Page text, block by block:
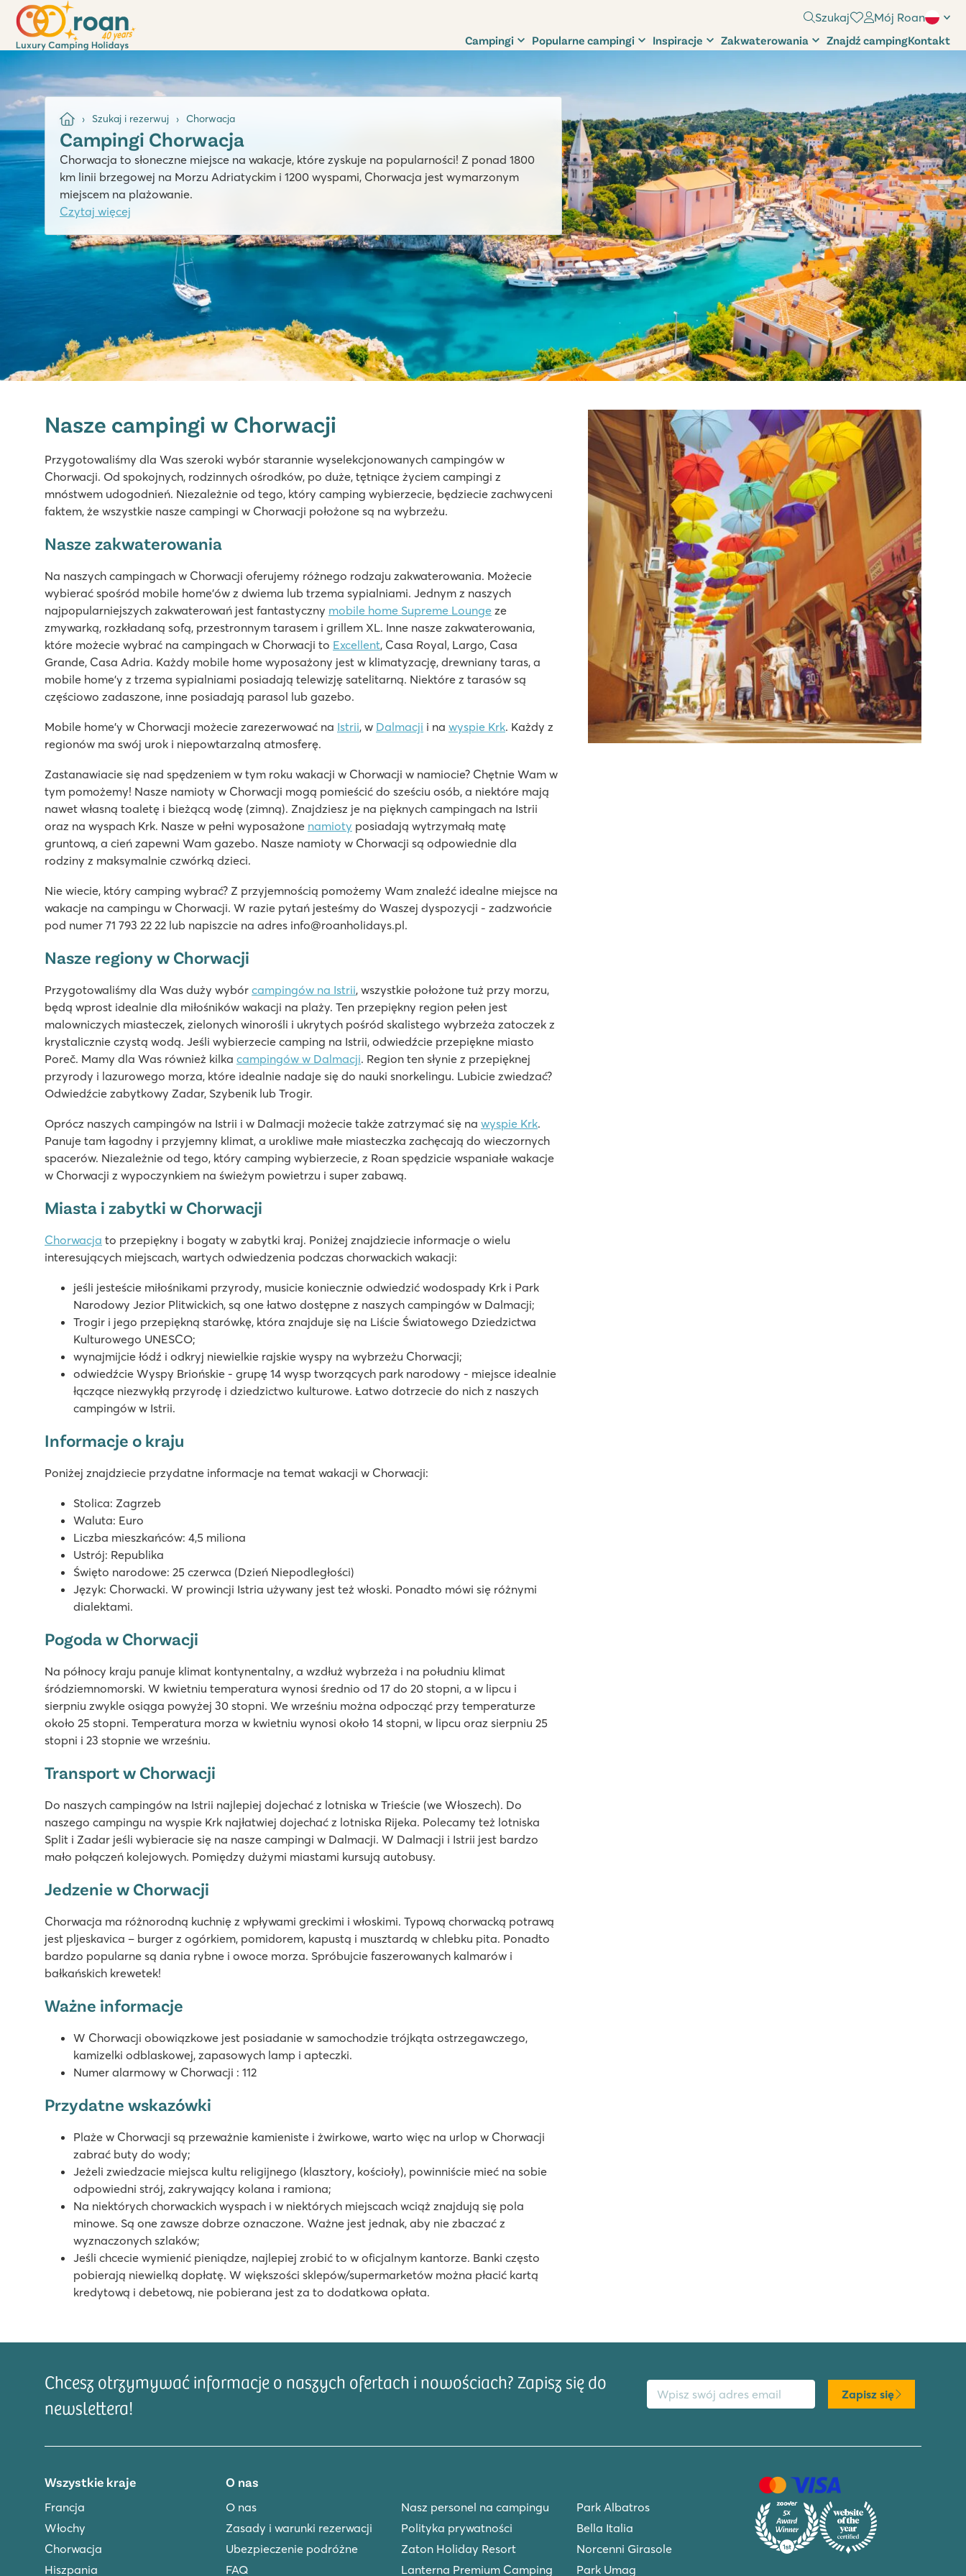
Szukaj Mój Roan
Campingi Popularne campingi Inspiracje Zakwaterowania Znajdź campingKontakt
Szukaj i rezerwuj Chorwacja
Campingi Chorwacja
Chorwacja to słoneczne miejsce na wakacje, które zyskuje na popularności! Z ponad 1800
km linii brzegowej na Morzu Adriatyckim i 1200 wyspami, Chorwacja jest wymarzonym
miejscem na plażowanie.
Czytaj więcej
Chorwacja - Chorwackie Wybrzeże - Istria - Poreč
Duży kompleks basenowy z kilkoma zjeżdżalniami
Tętniące życiem centrum campingu
Tylko 20 minut samochodem od przepięknego Poreca!
Bijela Uvala
Bijela Uvala
Chorwacja - Chorwackie Wybrzeże - Istria - Poreč
3 kompleksy basenowe z nowymi zjeżdżalniami
Świetne zaplecze gastronomiczne na campingu
Pociąg turystyczny do urokliwej miejscowości Porec
Zaton Holiday Resort
Chorwacja - Chorwackie Wybrzeże - Dalmacja - Zadar
Dwa baseny, mnóstwo zabawy na zjeżdżalniach
Tętniące życiem centrum campingu z restauracjami i sklepami
W odległości spaceru od malowniczej miejscowości Nin
Park Umag
Chorwacja - Chorwackie Wybrzeże - Istria - Umag
Domki mobilne znajdują się na ładnych parcelach, które można zarezerwować w strefie premium
Odwiedź park wodny Istralandia!
Bi Village
Bi Village
Chorwacja - Chorwackie Wybrzeże - Istria - Pula
3 baseny ze zjeżdżalniami i basenami dla dzieci
Zakwaterowania Roan w pobliżu basenów
Piękne miasto Pula oddalone tylko o 7 km
Valkanela
Chorwacja - Chorwackie Wybrzeże - Istria - Vrsar
Duży kompleks basenowy z 3 pięknymi basenami
Świetna restauracja i pizzeria na campingu
10 minut od parku wodnego „Aquacolors”
Amadria Park Camping Trogir
Amadria Park Camping Trogir
Chorwacja - Chorwackie Wybrzeże - Dalmacja - Trogir
Basen z widokiem na błękitne morze
Tylko 10 minut drogi do historycznego miasta Trogir
Chorwacja - Chorwackie Wybrzeże - Istria - Rovinj
Świetny kompleks basenów z wodnym placem zabaw
Namioty usytuowane blisko plaży
Malownicze Rovinj oddalone tylko o kilka kilometrów
Valamar Camping Krk
Valamar Camping Krk
Chorwacja - Chorwackie wyspy - Krk - Krk
★
Świetny basen z wodnym placem zabaw
Mobile home'y usytuowane blisko basenów
Piękne miasto KrK tylko 5 minut drogi od campingu
Chorwacja - Chorwackie Wybrzeże - Istria - Rovinj
★
Basen z brodzikiem dla dzieci i wodny plac zabaw
Atrakcyjny program rozrywkowy dla dzieci
Odwiedź malowniczą wioskę Motovun
Stella Maris
Chorwacja - Chorwackie Wybrzeże - Istria - Umag
Camping jest częścią luksusowego kurortu Stella Maris
Niedaleko klimatycznego miasta Umag
Zelena Laguna
Zelena Laguna
Chorwacja - Chorwackie Wybrzeże - Istria - Poreč
Atrakcyjny kompleks basenów z widokiem na morze
Chorwacja - Chorwackie Wybrzeże - Dalmacja - Donji Karin
Bezpłatne, lecznicze kąpiele błotne w odległości spaceru
Nasze campingi w Chorwacji
Przygotowaliśmy dla Was szeroki wybór starannie wyselekcjonowanych campingów w
Chorwacji. Od spokojnych, rodzinnych ośrodków, po duże, tętniące życiem campingi z
mnóstwem udogodnień. Niezależnie od tego, który camping wybierzecie, będziecie zachwyceni
faktem, że wszystkie nasze campingi w Chorwacji położone są na wybrzeżu.
Nasze zakwaterowania
Na naszych campingach w Chorwacji oferujemy różnego rodzaju zakwaterowania. Możecie
wybierać spośród mobile home'ów z dwiema lub trzema sypialniami. Jednym z naszych
najpopularniejszych zakwaterowań jest fantastyczny mobile home Supreme Lounge ze
zmywarką, rozkładaną sofą, przestronnym tarasem i grillem XL. Inne nasze zakwaterowania,
które możecie wybrać na campingach w Chorwacji to Excellent, Casa Royal, Largo, Casa
Grande, Casa Adria. Każdy mobile home wyposażony jest w klimatyzację, drewniany taras, a
mobile home'y z trzema sypialniami posiadają telewizję satelitarną. Niektóre z tarasów są
częściowo zadaszone, inne posiadają parasol lub gazebo.
Mobile home'y w Chorwacji możecie zarezerwować na Istrii, w Dalmacji i na wyspie Krk. Każdy z
regionów ma swój urok i niepowtarzalną atmosferę.
Zastanawiacie się nad spędzeniem w tym roku wakacji w Chorwacji w namiocie? Chętnie Wam w
tym pomożemy! Nasze namioty w Chorwacji mogą pomieścić do sześciu osób, a niektóre mają
nawet własną toaletę i bieżącą wodę (zimną). Znajdziesz je na pięknych campingach na Istrii
oraz na wyspach Krk. Nasze w pełni wyposażone namioty posiadają wytrzymałą matę
gruntową, a cień zapewni Wam gazebo. Nasze namioty w Chorwacji są odpowiednie dla
rodziny z maksymalnie czwórką dzieci.
Nie wiecie, który camping wybrać? Z przyjemnością pomożemy Wam znaleźć idealne miejsce na
wakacje na campingu w Chorwacji. W razie pytań jesteśmy do Waszej dyspozycji - zadzwońcie
pod numer 71 793 22 22 lub napiszcie na adres info@roanholidays.pl.
Nasze regiony w Chorwacji
Przygotowaliśmy dla Was duży wybór campingów na Istrii, wszystkie położone tuż przy morzu,
będą wprost idealnie dla miłośników wakacji na plaży. Ten przepiękny region pełen jest
malowniczych miasteczek, zielonych winorośli i ukrytych pośród skalistego wybrzeża zatoczek z
krystalicznie czystą wodą. Jeśli wybierzecie camping na Istrii, odwiedźcie przepiękne miasto
Poreč. Mamy dla Was również kilka campingów w Dalmacji. Region ten słynie z przepięknej
przyrody i lazurowego morza, które idealnie nadaje się do nauki snorkelingu. Lubicie zwiedzać?
Odwiedźcie zabytkowy Zadar, Szybenik lub Trogir.
Oprócz naszych campingów na Istrii i w Dalmacji możecie także zatrzymać się na wyspie Krk.
Panuje tam łagodny i przyjemny klimat, a urokliwe małe miasteczka zachęcają do wieczornych
spacerów. Niezależnie od tego, który camping wybierzecie, z Roan spędzicie wspaniałe wakacje
w Chorwacji z wypoczynkiem na świeżym powietrzu i super zabawą.
Miasta i zabytki w Chorwacji
Chorwacja to przepiękny i bogaty w zabytki kraj. Poniżej znajdziecie informacje o wielu
interesujących miejscach, wartych odwiedzenia podczas chorwackich wakacji:
jeśli jesteście miłośnikami przyrody, musicie koniecznie odwiedzić wodospady Krk i Park
Narodowy Jezior Plitwickich, są one łatwo dostępne z naszych campingów w Dalmacji;
Trogir i jego przepiękną starówkę, która znajduje się na Liście Światowego Dziedzictwa
Kulturowego UNESCO;
wynajmijcie łódź i odkryj niewielkie rajskie wyspy na wybrzeżu Chorwacji;
odwiedźcie Wyspy Briońskie - grupę 14 wysp tworzących park narodowy - miejsce idealnie
łączące niezwykłą przyrodę i dziedzictwo kulturowe. Łatwo dotrzecie do nich z naszych
campingów w Istrii.
Informacje o kraju
Poniżej znajdziecie przydatne informacje na temat wakacji w Chorwacji:
Stolica: Zagrzeb
Waluta: Euro
Liczba mieszkańców: 4,5 miliona
Ustrój: Republika
Święto narodowe: 25 czerwca (Dzień Niepodległości)
Język: Chorwacki. W prowincji Istria używany jest też włoski. Ponadto mówi się różnymi
dialektami.
Pogoda w Chorwacji
Na północy kraju panuje klimat kontynentalny, a wzdłuż wybrzeża i na południu klimat
śródziemnomorski. W kwietniu temperatura wynosi średnio od 17 do 20 stopni, a w lipcu i
sierpniu zwykle osiąga powyżej 30 stopni. We wrześniu można odpocząć przy temperaturze
około 25 stopni. Temperatura morza w kwietniu wynosi około 14 stopni, w lipcu oraz sierpniu 25
stopni i 23 stopnie we wrześniu.
Transport w Chorwacji
Do naszych campingów na Istrii najlepiej dojechać z lotniska w Trieście (we Włoszech). Do
naszego campingu na wyspie Krk najłatwiej dojechać z lotniska Rijeka. Polecamy też lotniska
Split i Zadar jeśli wybieracie się na nasze campingi w Dalmacji. W Dalmacji i Istrii jest bardzo
mało połączeń kolejowych. Pomiędzy dużymi miastami kursują autobusy.
Jedzenie w Chorwacji
Chorwacja ma różnorodną kuchnię z wpływami greckimi i włoskimi. Typową chorwacką potrawą
jest pljeskavica – burger z ogórkiem, pomidorem, kapustą i musztardą w chlebku pita. Ponadto
bardzo popularne są dania rybne i owoce morza. Spróbujcie faszerowanych kalmarów i
bałkańskich krewetek!
Ważne informacje
W Chorwacji obowiązkowe jest posiadanie w samochodzie trójkąta ostrzegawczego,
kamizelki odblaskowej, zapasowych lamp i apteczki.
Numer alarmowy w Chorwacji : 112
Przydatne wskazówki
Plaże w Chorwacji są przeważnie kamieniste i żwirkowe, warto więc na urlop w Chorwacji
zabrać buty do wody;
Jeżeli zwiedzacie miejsca kultu religijnego (klasztory, kościoły), powinniście mieć na sobie
odpowiedni strój, zakrywający kolana i ramiona;
Na niektórych chorwackich wyspach i w niektórych miejscach wciąż znajdują się pola
minowe. Są one zawsze dobrze oznaczone. Ważne jest jednak, aby nie zbaczać z
wyznaczonych szlaków;
Jeśli chcecie wymienić pieniądze, najlepiej zrobić to w oficjalnym kantorze. Banki często
pobierają niewielką dopłatę. W większości sklepów/supermarketów można płacić kartą
kredytową i debetową, nie pobierana jest za to dodatkowa opłata.
Chcesz otrzymywać informacje o naszych ofertach i nowościach? Zapisz się do
newslettera!
Adres email
Zapisz się
Wszystkie kraje
Francja
Włochy
Chorwacja
Hiszpania
O nas
O nas
Zasady i warunki rezerwacji
Ubezpieczenie podróżne
FAQ
Nasz personel na campingu
Polityka prywatności
Zaton Holiday Resort
Lanterna Premium Camping
Park Albatros
Bella Italia
Norcenni Girasole
Park Umag